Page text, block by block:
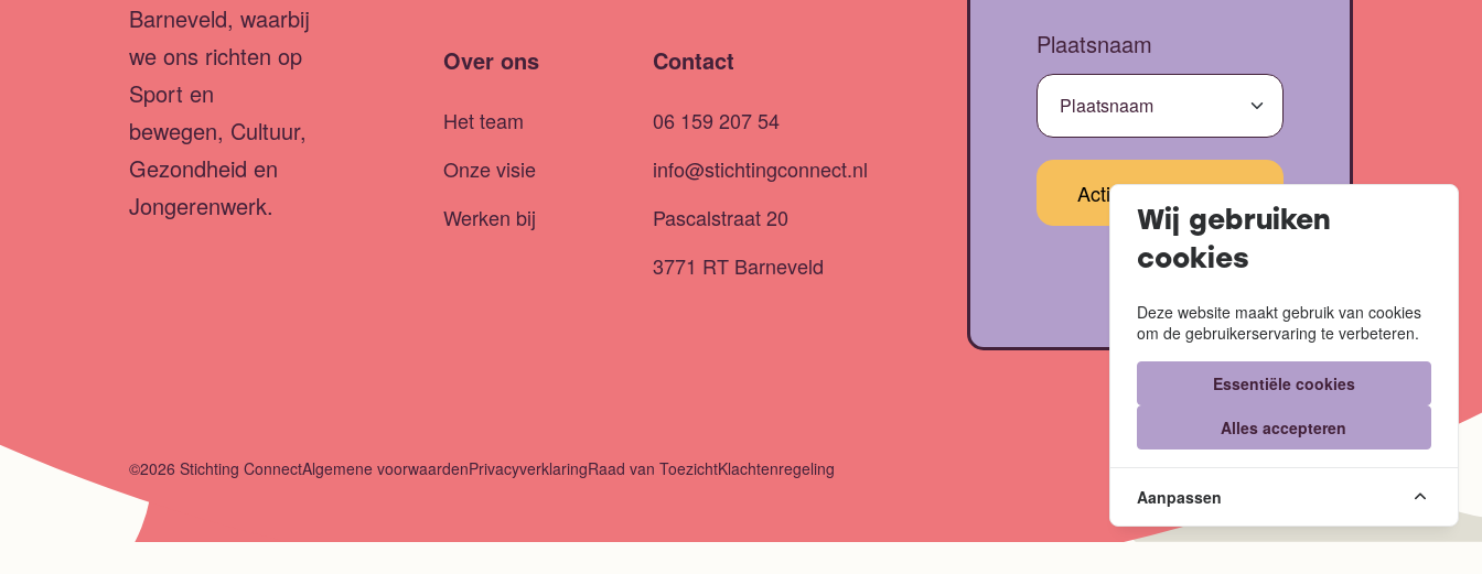
Barneveld, waarbij
we ons richten op
Sport en
bewegen, Cultuur,
Gezondheid en
Jongerenwerk.
Over ons
Het team
Onze visie
Werken bij
Contact
06 159 207 54
info@stichtingconnect.nl
Pascalstraat 20
3771 RT Barneveld
Plaatsnaam
©2026 Stichting ConnectAlgemene voorwaardenPrivacyverklaringRaad van ToezichtKlachtenregeling Website doorCode Blauw
Wij gebruiken
cookies
Deze website maakt gebruik van cookies
om de gebruikerservaring te verbeteren.
Essentiële cookies
Alles accepteren
Aanpassen